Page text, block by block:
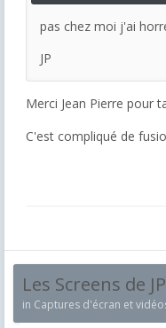
pas chez moi j'ai
JP
Merci Jean Pierre pour
C'est compliqué de
Les Screens de JP
in Captures d'écran et